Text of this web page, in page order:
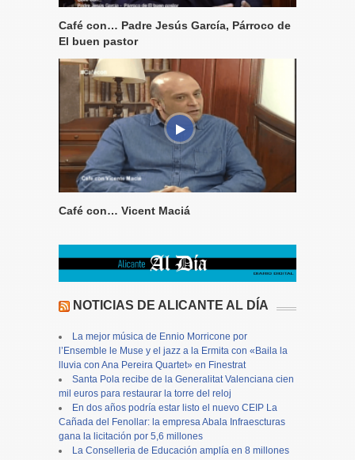
Café con… Padre Jesús García, Párroco de
El buen pastor
Café con… Vicent Maciá
NOTICIAS DE ALICANTE AL DÍA
La mejor música de Ennio Morricone por
l’Ensemble le Muse y el jazz a la Ermita con «Baila la
lluvia con Ana Pereira Quartet» en Finestrat
Santa Pola recibe de la Generalitat Valenciana cien
mil euros para restaurar la torre del reloj
En dos años podría estar listo el nuevo CEIP La
Cañada del Fenollar: la empresa Abala Infraescturas
gana la licitación por 5,6 millones
La Conselleria de Educación amplía en 8 millones